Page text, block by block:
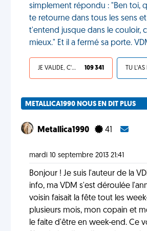
simplement répondu : "Ben toi,
te retourne dans tous les sens
t'entend jusque dans le couloir,
mieux." Et il a fermé sa porte.
JE VALIDE, C'EST UNE VDM 109 341
METALLICA1990 NOUS EN DIT PLUS
Metallica1990 41
mardi 10 septembre 2013 21:41
Bonjour ! Je suis l'auteur de la
info, ma VDM s'est déroulée
voisin faisait la fête tout les
plusieurs mois, mon copain et
le faite d'être en week-end. Ce